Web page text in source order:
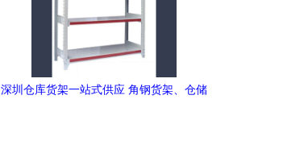
深圳仓库货架一站式供应 角钢货架、仓储